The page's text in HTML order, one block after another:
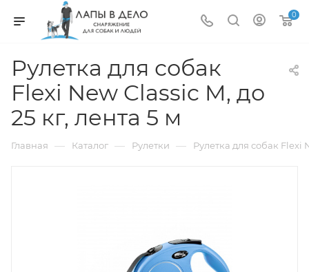
0
Рулетка для собак
Flexi New Classic M, до
25 кг, лента 5 м
Главная — Каталог — Рулетки — Рулетка для собак Flexi